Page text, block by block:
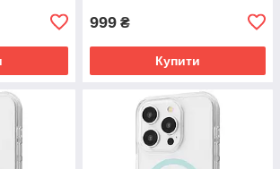
999 ₴
Купити